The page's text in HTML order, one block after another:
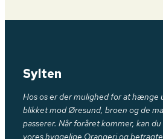
Sylten
Hos os er der mulighed for at hænge
blikket mod Øresund, broen og de
passerer. Når foråret kommer, kan
vores hyggelige Orangeri og